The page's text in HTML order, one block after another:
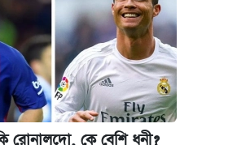
রোনালদো, কে বেশি ধনী?